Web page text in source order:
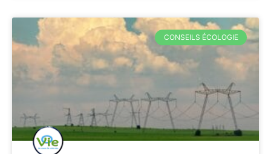
CONSEILS ÉCOLOGIE